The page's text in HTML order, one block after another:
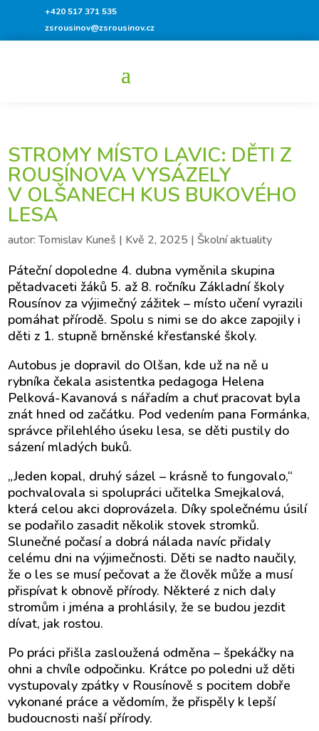
+420 517 371 535
zsrousinov@zsrousinov.cz
STROMY MÍSTO LAVIC: DĚTI Z
ROUSÍNOVA VYSÁZELY
V OLŠANECH KUS BUKOVÉHO
LESA
autor:Tomislav Kuneš | Kvě 2, 2025 | Školní aktuality
Páteční dopoledne 4. dubna vyměnila skupina
pětadvaceti žáků 5. až 8. ročníku Základní školy
Rousínov za výjimečný zážitek – místo učení vyrazili
pomáhat přírodě. Spolu s nimi se do akce zapojily i
děti z 1. stupně brněnské křesťanské školy.
Autobus je dopravil do Olšan, kde už na ně u
rybníka čekala asistentka pedagoga Helena
Pelková-Kavanová s nářadím a chuť pracovat byla
znát hned od začátku. Pod vedením pana Formánka,
správce přilehlého úseku lesa, se děti pustily do
sázení mladých buků.
„Jeden kopal, druhý sázel – krásně to fungovalo,“
pochvalovala si spolupráci učitelka Smejkalová,
která celou akci doprovázela. Díky společnému úsilí
se podařilo zasadit několik stovek stromků.
Slunečné počasí a dobrá nálada navíc přidaly
celému dni na výjimečnosti. Děti se nadto naučily,
že o les se musí pečovat a že člověk může a musí
přispívat k obnově přírody. Některé z nich daly
stromům i jména a prohlásily, že se budou jezdit
dívat, jak rostou.
Po práci přišla zasloužená odměna – špekáčky na
ohni a chvíle odpočinku. Krátce po poledni už děti
vystupovaly zpátky v Rousínově s pocitem dobře
vykonané práce a vědomím, že přispěly k lepší
budoucnosti naší přírody.